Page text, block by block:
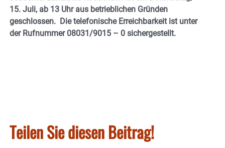
15. Juli, ab 13 Uhr aus betrieblichen Gründen
geschlossen. Die telefonische Erreichbarkeit ist unter
der Rufnummer 08031/9015 – 0 sichergestellt.
Teilen Sie diesen Beitrag!